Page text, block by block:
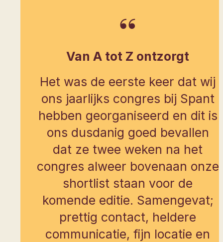
Van A tot Z ontzorgt
Het was de eerste keer dat wij
ons jaarlijks congres bij Spant
hebben georganiseerd en dit is
ons dusdanig goed bevallen
dat ze twee weken na het
congres alweer bovenaan onze
shortlist staan voor de
komende editie. Samengevat;
prettig contact, heldere
communicatie, fijn locatie en